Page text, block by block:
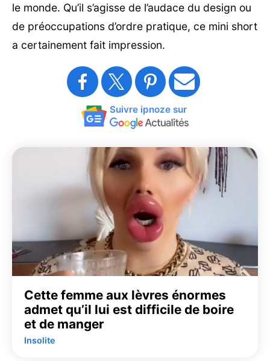
le monde. Qu’il s’agisse de l’audace du design ou
de préoccupations d’ordre pratique, ce mini short
a certainement fait impression.
Suivre ipnoze sur
Cette femme aux lèvres énormes
admet qu’il lui est difficile de boire
et de manger
Insolite